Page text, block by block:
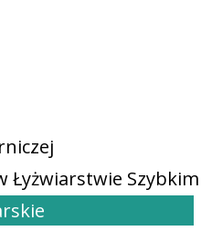
Łyżwiarstwie Szybkim